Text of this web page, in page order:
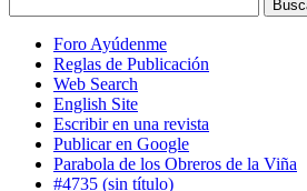
Foro Ayúdenme
Reglas de Publicación
Web Search
English Site
Escribir en una revista
Publicar en Google
Parabola de los Obreros de la Viña
#4735 (sin título)